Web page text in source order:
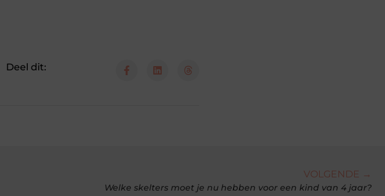
Deel dit:
VOLGENDE →
Welke skelters moet je nu hebben voor een kind van 4 jaar?